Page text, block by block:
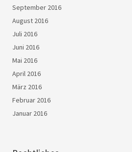
September 2016
August 2016
Juli 2016
Juni 2016
Mai 2016
April 2016
März 2016
Februar 2016
Januar 2016